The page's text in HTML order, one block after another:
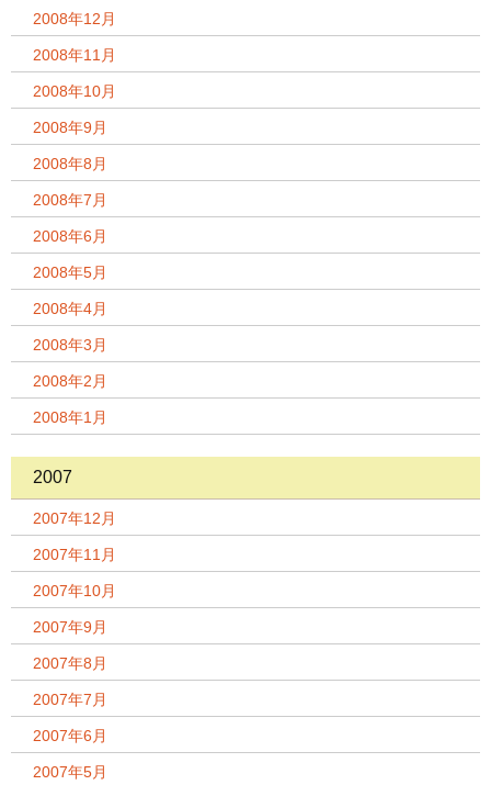
2008年12月
2008年11月
2008年10月
2008年9月
2008年8月
2008年7月
2008年6月
2008年5月
2008年4月
2008年3月
2008年2月
2008年1月
2007
2007年12月
2007年11月
2007年10月
2007年9月
2007年8月
2007年7月
2007年6月
2007年5月